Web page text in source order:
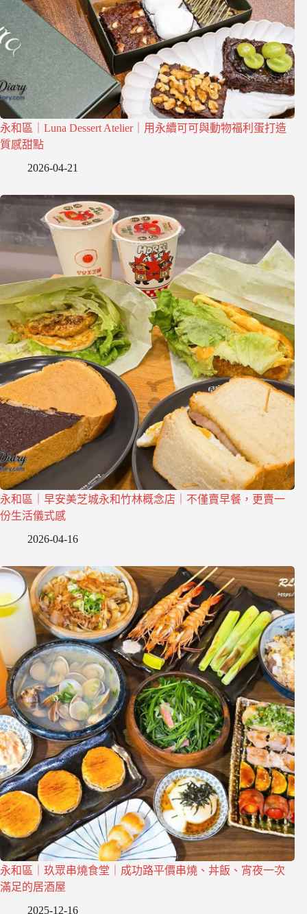
永和區｜Luna Dessert Atelier｜用永續可可與動物福利蛋打造
質感甜點
2026-04-21
永和區｜早安美芝城永和竹林概念店｜不僅賣早餐，更賣一
份生活儀式感
2026-04-16
永和區｜玖眾串燒食堂｜成功路平價串燒、丼飯、宵夜一次
滿足的居酒屋
2025-12-16